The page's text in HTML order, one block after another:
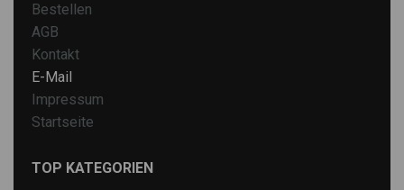
Bestellen
AGB
Kontakt
E-Mail
Impressum
Startseite
TOP KATEGORIEN